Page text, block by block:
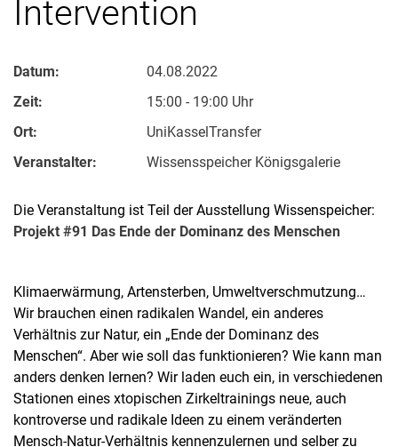
Intervention
Datum:
04.08.2022
Zeit:
15:00 - 19:00 Uhr
Ort:
UniKasselTransfer
Veranstalter:
Wissensspeicher Königsgalerie
Die Veranstaltung ist Teil der Ausstellung Wissenspeicher:
Projekt #91 Das Ende der Dominanz des Menschen
Klimaerwärmung, Artensterben, Umweltverschmutzung…
Wir brauchen einen radikalen Wandel, ein anderes
Verhältnis zur Natur, ein „Ende der Dominanz des
Menschen“. Aber wie soll das funktionieren? Wie kann man
anders denken lernen? Wir laden euch ein, in verschiedenen
Stationen eines xtopischen Zirkeltrainings neue, auch
kontroverse und radikale Ideen zu einem veränderten
Mensch-Natur-Verhältnis kennenzulernen und selber zu